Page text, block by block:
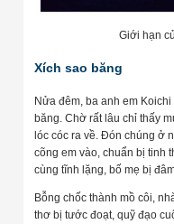
Giới hạn
Xích sao băng
Nửa đêm, ba anh em
băng. Chờ rất lâu chỉ thấy
lóc cóc ra về. Đón chúng ở
cõng em vào, chuẩn bị tinh
cùng tĩnh lặng, bố mẹ bị
Bỗng chốc thành mồ côi,
thơ bị tước đoạt, quỹ đạo